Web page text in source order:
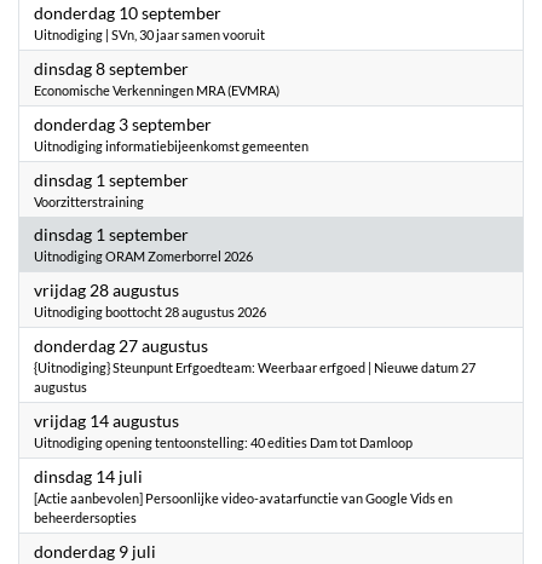
donderdag 10 september2026
Uitnodiging | SVn, 30 jaar samen vooruit
dinsdag 8 september2026
Economische Verkenningen MRA (EVMRA)
donderdag 3 september2026
Uitnodiging informatiebijeenkomst gemeenten
dinsdag 1 september2026
Voorzitterstraining
dinsdag 1 september2026
Uitnodiging ORAM Zomerborrel 2026
vrijdag 28 augustus2026
Uitnodiging boottocht 28 augustus 2026
donderdag 27 augustus2026
{Uitnodiging} Steunpunt Erfgoedteam: Weerbaar erfgoed | Nieuwe datum 27
augustus
vrijdag 14 augustus2026
Uitnodiging opening tentoonstelling: 40 edities Dam tot Damloop
dinsdag 14 juli
[Actie aanbevolen] Persoonlijke video-avatarfunctie van Google Vids en
beheerdersopties
donderdag 9 juli